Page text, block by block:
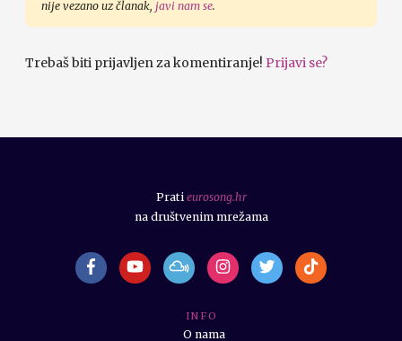
nije vezano uz članak, javi nam se.
Trebaš biti prijavljen za komentiranje! Prijavi se?
I N F O
O nama
Prati eurosong.hr
na društvenim mrežama